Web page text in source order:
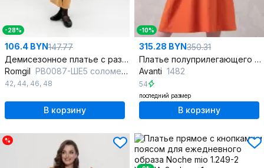
-28%
106.4 BYN147.77
Демисезонное платье с разрезом из трикотажа
Romgil РВ0087-ШЕ5 соломенный
42, 44, 46, 48
В корзину
-10%
315.28 BYN350.31
Платье полуприлегающего кроя с V-образным вырезом
Avanti 1482
54
последний размер
В корзину
%